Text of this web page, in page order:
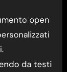
open
da testi